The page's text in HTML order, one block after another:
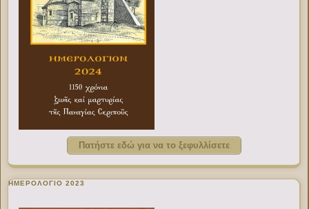
Πατήστε εδώ για να το ξεφυλλίσετε
ΗΜΕΡΟΛΟΓΙΟ 2023